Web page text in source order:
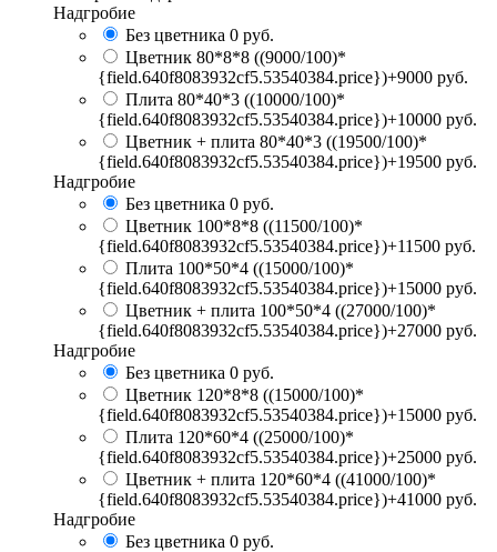
Надгробие
Без цветника 0 руб.
Цветник 80*8*8 ((9000/100)*
{field.640f8083932cf5.53540384.price})+9000 руб.
Плита 80*40*3 ((10000/100)*
{field.640f8083932cf5.53540384.price})+10000 руб.
Цветник + плита 80*40*3 ((19500/100)*
{field.640f8083932cf5.53540384.price})+19500 руб.
Надгробие
Без цветника 0 руб.
Цветник 100*8*8 ((11500/100)*
{field.640f8083932cf5.53540384.price})+11500 руб.
Плита 100*50*4 ((15000/100)*
{field.640f8083932cf5.53540384.price})+15000 руб.
Цветник + плита 100*50*4 ((27000/100)*
{field.640f8083932cf5.53540384.price})+27000 руб.
Надгробие
Без цветника 0 руб.
Цветник 120*8*8 ((15000/100)*
{field.640f8083932cf5.53540384.price})+15000 руб.
Плита 120*60*4 ((25000/100)*
{field.640f8083932cf5.53540384.price})+25000 руб.
Цветник + плита 120*60*4 ((41000/100)*
{field.640f8083932cf5.53540384.price})+41000 руб.
Надгробие
Без цветника 0 руб.